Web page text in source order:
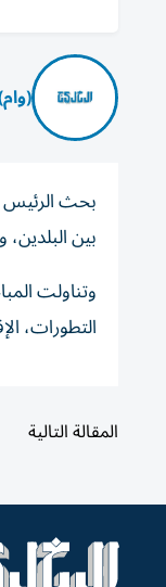
بحث الرئيس
بين
وتناولت
التطورات،
المقالة التالية